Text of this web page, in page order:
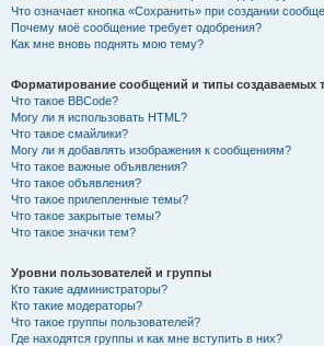
Что означает кнопка «Сохранить» при создании
Почему моё сообщение требует одобрения?
Как мне вновь поднять мою тему?
Форматирование сообщений и типы создаваемых
Что такое BBCode?
Могу ли я использовать HTML?
Что такое смайлики?
Могу ли я добавлять изображения к сообщениям?
Что такое важные объявления?
Что такое объявления?
Что такое прилепленные темы?
Что такое закрытые темы?
Что такое значки тем?
Уровни пользователей и группы
Кто такие администраторы?
Кто такие модераторы?
Что такое группы пользователей?
Где находятся группы и как мне вступить в них?